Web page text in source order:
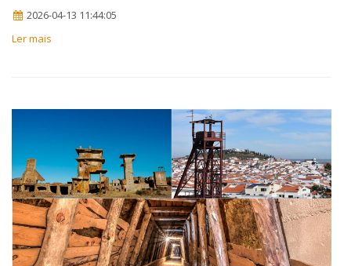
2026-04-13 11:44:05
Ler mais